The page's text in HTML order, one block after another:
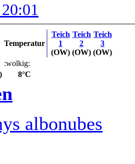
Temperatur
Teich
1
(OW)
Teich
2
(OW)
Teich
3
(OW)
:wolkig:
8°C
albonubes